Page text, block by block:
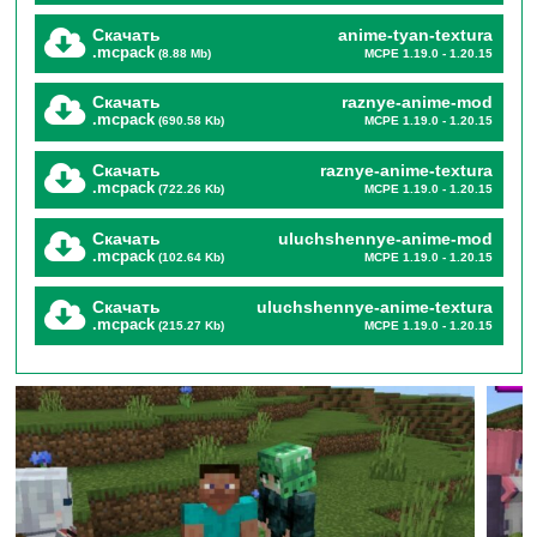
Этот мод на аниме персонажей добавляет в
Майнкрафт ПЕ почти300 новых героев.Глаза просто
разбегаются от многообразия мобов, которые теперь
населяют блочный мир.
Те, кто хорошо знаком с японскими сюжетами,
наверняка смогут признать любимых героев. Авторы
предусмотрели буквально все.
Для любителей самостоятельного создания
персонажей можно будет скрафтить мобов
собственноручно.Если же игроки хотят
насладиться самим процессом выживания среди
мобов, то добро пожаловать в творческий режим.
Скачать
.mcpack (8.88 Mb)
anime-tyan-textura
MCPE 1.19.0 - 1.20.15
Скачать
.mcpack (690.58 Kb)
raznye-anime-mod
MCPE 1.19.0 - 1.20.15
Скачать
.mcpack (722.26 Kb)
raznye-anime-textura
MCPE 1.19.0 - 1.20.15
Скачать
.mcpack (102.64 Kb)
uluchshennye-anime-mod
MCPE 1.19.0 - 1.20.15
Скачать
.mcpack (215.27 Kb)
uluchshennye-anime-textura
MCPE 1.19.0 - 1.20.15